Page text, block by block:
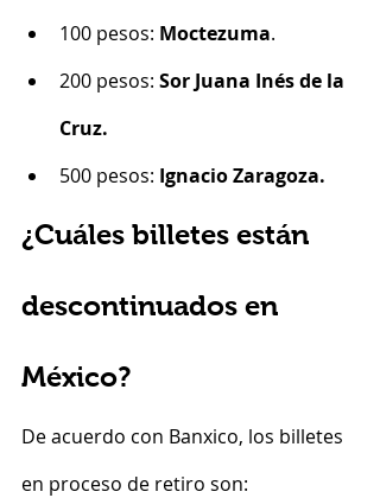
100 pesos: Moctezuma.
200 pesos: Sor Juana Inés de la
Cruz.
500 pesos: Ignacio Zaragoza.
¿Cuáles billetes están
descontinuados en
México?
De acuerdo con Banxico, los billetes
en proceso de retiro son: